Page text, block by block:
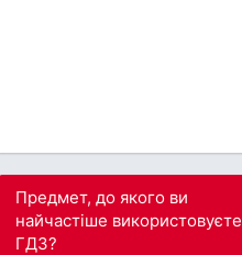
Предмет, до якого ви
найчастіше використовуєте
ГДЗ?